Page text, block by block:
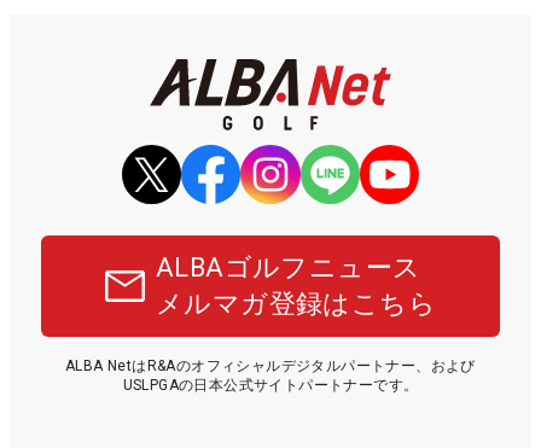
ALBAゴルフニュース
メルマガ登録はこちら
ALBA NetはR&Aのオフィシャルデジタルパートナー、および
USLPGAの日本公式サイトパートナーです。